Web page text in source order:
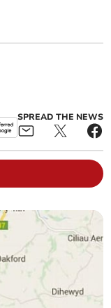
SPREAD THE NEWS